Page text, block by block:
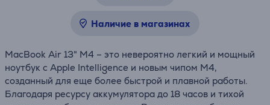
Наличие в магазинах
MacBook Air 13" M4 – это невероятно легкий и мощный
ноутбук с Apple Intelligence и новым чипом M4,
созданный для еще более быстрой и плавной работы.
Благодаря ресурсу аккумулятора до 18 часов и тихой